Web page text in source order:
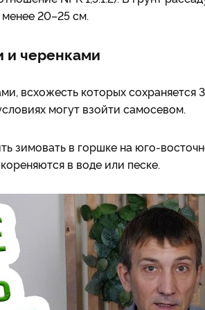
20–25 см.
и черенками
всхожесть которых сохраняется
могут взойти самосевом.
зимовать в горшке на юго-
в воде или песке.